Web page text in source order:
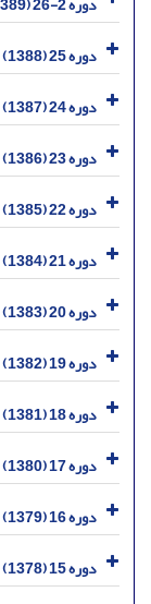
دوره 25 (1388)
دوره 24 (1387)
دوره 23 (1386)
دوره 22 (1385)
دوره 21 (1384)
دوره 20 (1383)
دوره 19 (1382)
دوره 18 (1381)
دوره 17 (1380)
دوره 16 (1379)
دوره 15 (1378)